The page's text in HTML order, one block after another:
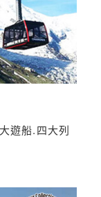
遊船.四大列